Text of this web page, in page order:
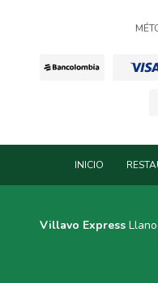
INICIO
Villavo ExpressLlano